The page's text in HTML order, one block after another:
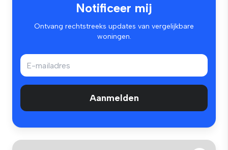
Notificeer mij
Ontvang rechtstreeks updates van vergelijkbare
woningen.
Aanmelden